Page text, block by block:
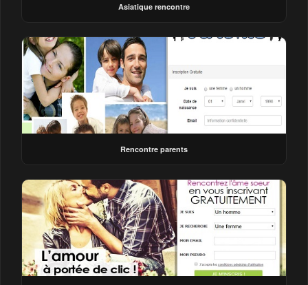
Asiatique rencontre
Rencontre parents